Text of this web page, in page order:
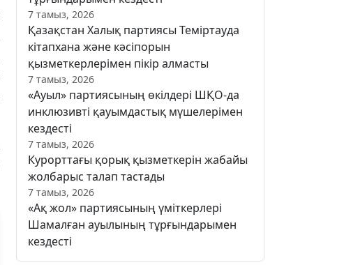
7 тамыз, 2026
Қазақстан Халық партиясы Теміртауда
кітапхана және кәсіпорын
қызметкерлерімен пікір алмасты
7 тамыз, 2026
«Ауыл» партиясының өкілдері ШҚО-да
инклюзивті қауымдастық мүшелерімен
кездесті
7 тамыз, 2026
Курорттағы қорық қызметкерін жабайы
жолбарыс талап тастады
7 тамыз, 2026
«Ақ жол» партиясының үміткерлері
Шамалған ауылының тұрғындарымен
кездесті